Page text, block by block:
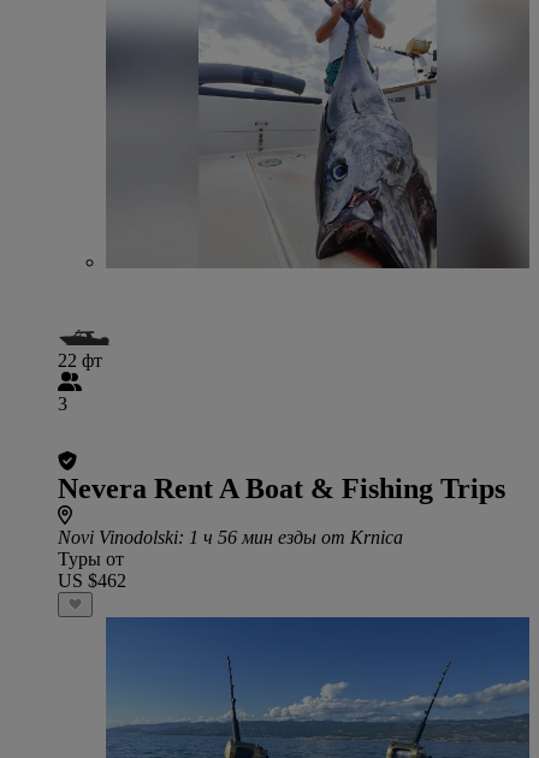
22 фт
3
Nevera Rent A Boat & Fishing Trips
Novi Vinodolski: 1 ч 56 мин езды от Krnica
Туры от
US $462